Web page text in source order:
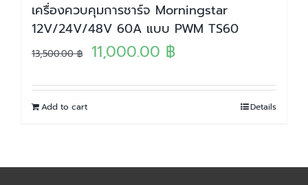
เครื่องควบคุมการชาร์จ Morningstar
12V/24V/48V 60A แบบ PWM TS60
13,500.00฿
Original
11,000.00 ฿Current
Add to cart Details